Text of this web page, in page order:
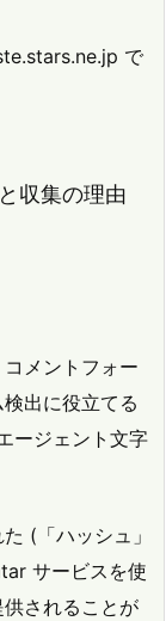
で
収集の理由
メントフォー
出に役立てる
ージェント文字
(「ハッシュ」
サービスを使
されることが